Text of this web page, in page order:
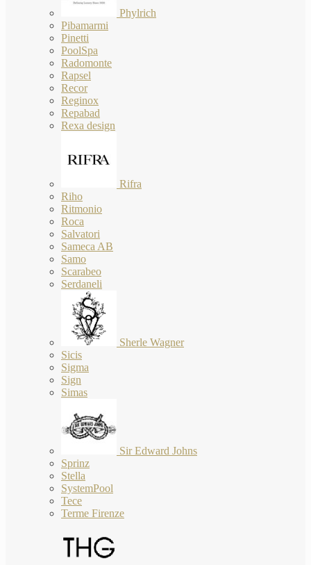
Phylrich
Pibamarmi
Pinetti
PoolSpa
Radomonte
Rapsel
Recor
Reginox
Repabad
Rexa design
Rifra
Riho
Ritmonio
Roca
Salvatori
Sameca AB
Samo
Scarabeo
Serdaneli
Sherle Wagner
Sicis
Sigma
Sign
Simas
Sir Edward Johns
Sprinz
Stella
SystemPool
Tece
Terme Firenze